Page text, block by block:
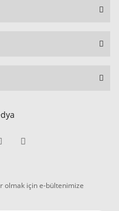
olmak için e-bültenimize